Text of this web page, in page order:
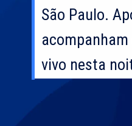
São Paulo.
vivo nesta
São Paulo.
vivo nesta